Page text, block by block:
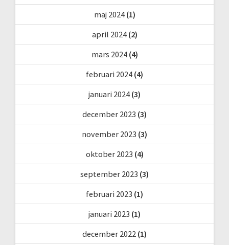
maj 2024(1)
april 2024(2)
mars 2024(4)
februari 2024 (4)
januari 2024 (3)
december 2023 (3)
november 2023 (3)
oktober 2023 (4)
september 2023 (3)
februari 2023 (1)
januari 2023 (1)
december 2022 (1)